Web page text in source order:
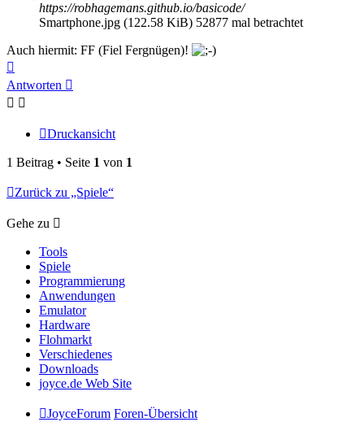
https://robhagemans.github.io/basicode/
Smartphone.jpg (122.58 KiB) 52877 mal betrachtet
Auch hiermit: FF (Fiel Fergnügen)!
oben
Antworten
Druckansicht
1 Beitrag • Seite 1 von 1
Zurück zu „Spiele“
Gehe zu
Tools
Spiele
Programmierung
Anwendungen
Emulator
Hardware
Flohmarkt
Verschiedenes
Downloads
joyce.de Web Site
JoyceForum Foren-Übersicht